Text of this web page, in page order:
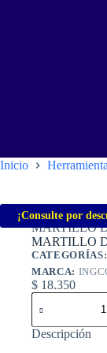
Inicio
¡Consulte por
Inicio
MARTILLO
MARTILLO
CATEGORÍAS:
MARCA:
$ 18.350
MARTILLO
DEMOLEDOR
1500W
25J
Descripción